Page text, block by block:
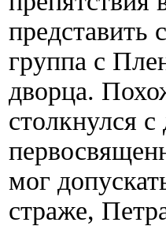
представить
группа с
дворца.
столкнулся
мог
страже,